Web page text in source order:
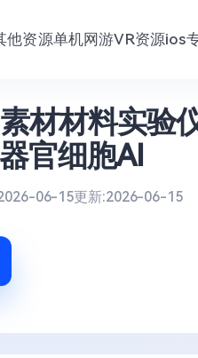
他资源单机网游VR资源ios
材材料实验
官细胞AI
06-15更新:2026-06-15